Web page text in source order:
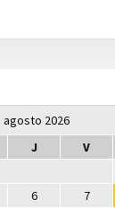
agosto 2026
J V
6 7